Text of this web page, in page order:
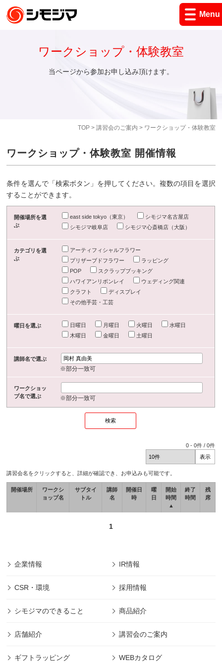
Menu
TOP> 講習会のご案内 > ワークショップ・体験教室
ワークショップ・体験教室
当ページから参加お申し込み頂けます。
ワークショップ・体験教室 開催情報
条件を選んで「検索ボタン」を押してください。複数の項目を選択
することができます。
開催場所を選
ぶ
east side tokyo（東京）
シモジマ名古屋店
シモジマ岐阜店
シモジマ心斎橋店（大阪）
カテゴリを選
ぶ
アーティフィシャルフラワー
プリザーブドフラワー
ラッピング
POP
スクラップブッキング
ハワイアンリボンレイ
ウェディング関連
クラフト
ディスプレイ
その他手芸・工芸
曜日を選ぶ 日曜日 月曜日 火曜日
水曜日
木曜日
金曜日 土曜日
講師名で選ぶ
※部分一致可
ワークショッ
プ名で選ぶ
※部分一致可
0 -0件 /0件
講習会名をクリックすると、詳細が確認でき、お申込みも可能です。
開催場所
ワークシ
ョップ名
サブタイ
トル
講師
名
開催日
時
曜
日
開始
時間
▲
終了
時間
残
席
1
企業情報 IR情報
CSR・環境 採用情報
シモジマのできること 商品紹介
店舗紹介 講習会のご案内
ギフトラッピング WEBカタログ